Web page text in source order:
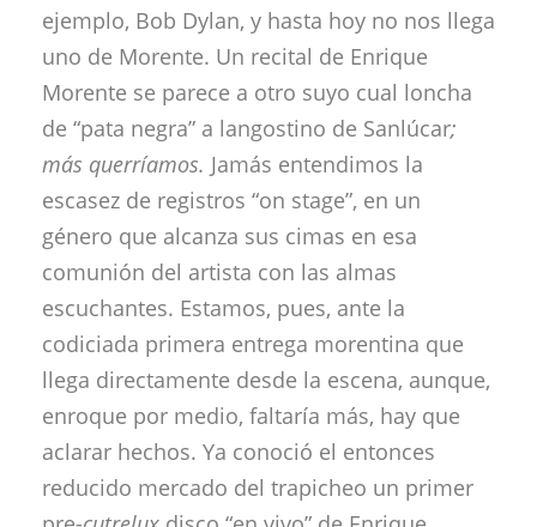
ejemplo, Bob Dylan, y hasta hoy no nos llega
uno de Morente. Un recital de Enrique
Morente se parece a otro suyo cual loncha
de “pata negra” a langostino de Sanlúcar;
más querríamos. Jamás entendimos la
escasez de registros “on stage”, en un
género que alcanza sus cimas en esa
comunión del artista con las almas
escuchantes. Estamos, pues, ante la
codiciada primera entrega morentina que
llega directamente desde la escena, aunque,
enroque por medio, faltaría más, hay que
aclarar hechos. Ya conoció el entonces
reducido mercado del trapicheo un primer